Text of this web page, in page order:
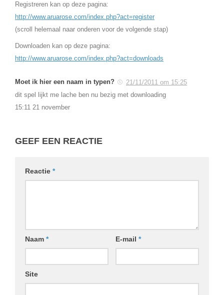
Registreren kan op deze pagina:
http://www.aruarose.com/index.php?act=register
(scroll helemaal naar onderen voor de volgende stap)
Downloaden kan op deze pagina:
http://www.aruarose.com/index.php?act=downloads
Moet ik hier een naam in typen?
21/11/2011 om 15:25
dit spel lijkt me lache ben nu bezig met downloading
15:11 21 november
GEEF EEN REACTIE
Reactie *
Naam * E-mail *
Site